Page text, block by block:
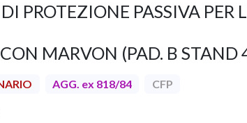
PROTEZIONE PASSIVA
MARVON (PAD. B STAND
AGG. ex 818/84 CFP